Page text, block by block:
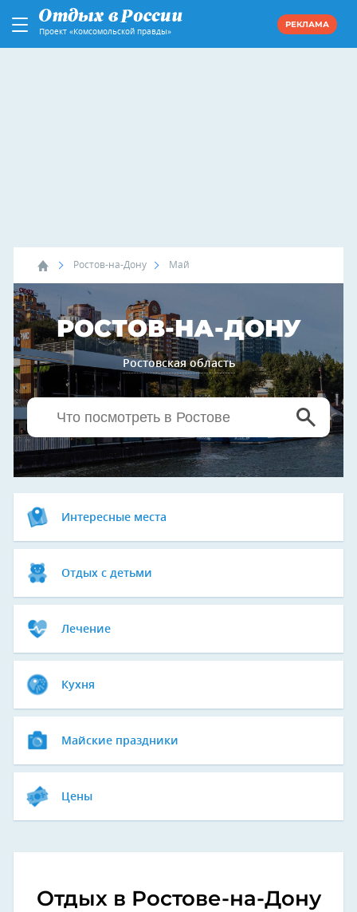
Проект «Комсомольской правды»
РЕКЛАМА
Ростов-на-Дону Май
РОСТОВ-НА-ДОНУ
Ростовская область
Интересные места
Отдых с детьми
Лечение
Кухня
Майские праздники
Цены
Отдых в Ростове-на-Дону